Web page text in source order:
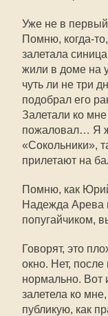
Уже не в первый
Помню, когда-
залетала
жили в доме на
чуть ли не три
подобрал его
Залетали ко
пожаловал… Я
«Сокольники»,
прилетают на
Помню, как
Надежда Арева
попугайчиком,
Говорят, это
окно. Нет,
нормально. Вот
залетела ко
публикую, как